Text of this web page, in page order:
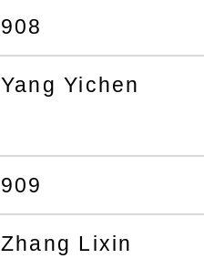
908
Yang Yichen
909
Zhang Lixin